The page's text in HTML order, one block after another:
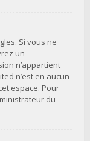
Si vous ne
un
n’appartient
n’est en aucun
espace. Pour
du